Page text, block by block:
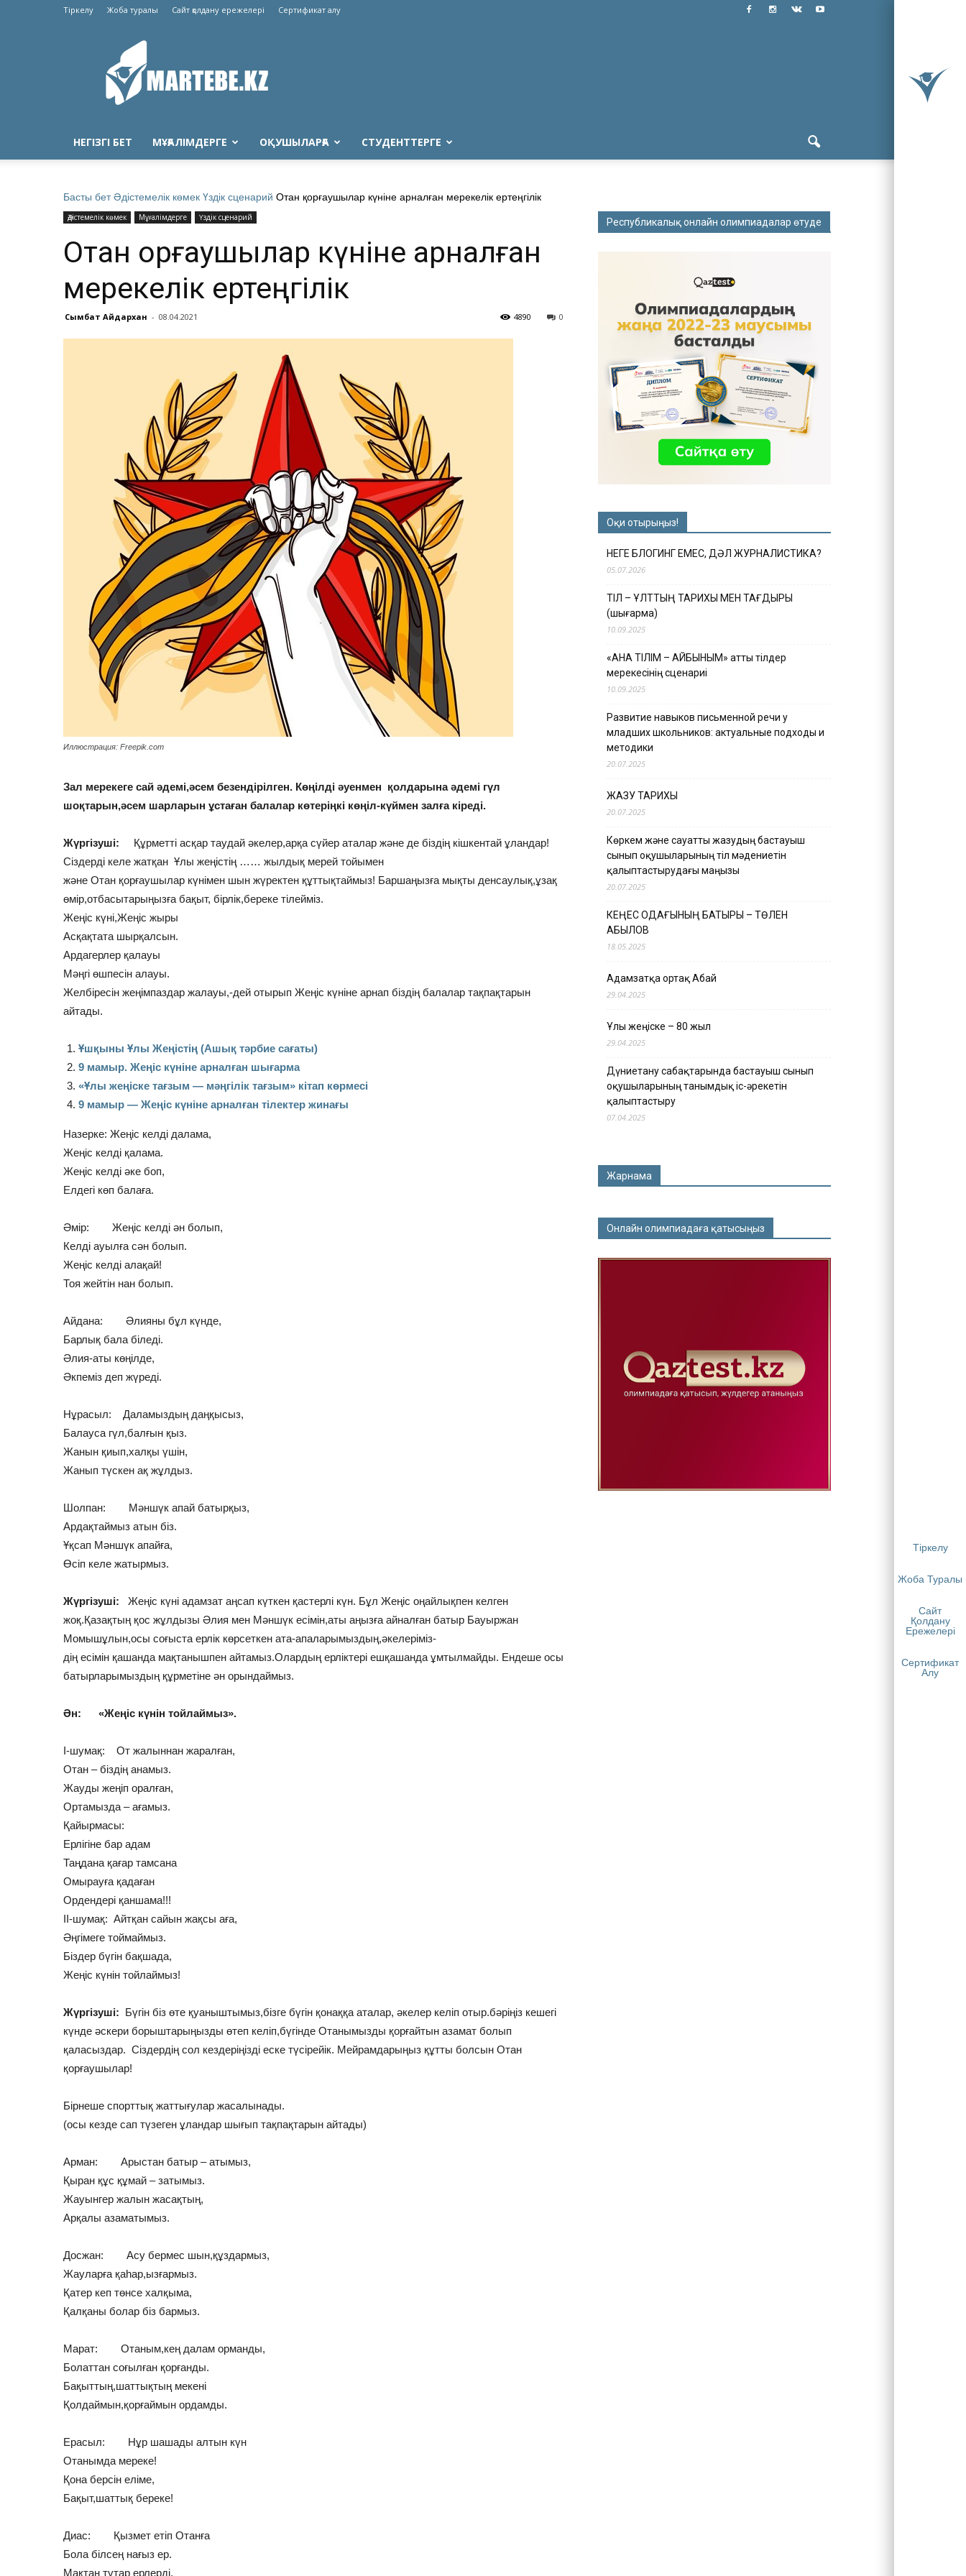
Тіркелу
Жоба Туралы
Сайт
Қолдану
Ережелері
Сертификат
Алу
Тіркелу Жоба туралы Сайт қолдану ережелері Сертификат алу
Martebe.kz
білім
сайты
НЕГІЗГІ БЕТ МҰҒАЛІМДЕРГЕ ОҚУШЫЛАРҒА СТУДЕНТТЕРГЕ
Басты бет Әдістемелік көмек Үздік сценарий Отан қорғаушылар күніне арналған мерекелік ертеңгілік
Әдістемелік көмек Мұғалімдерге Үздік сценарий
Отан қорғаушылар күніне арналған
мерекелік ертеңгілік
Сымбат Айдархан - 08.04.2021 0
4890
Иллюстрация: Freepik.com
Зал мерекеге сай әдемі,әсем безендірілген. Көңілді әуенмен қолдарына әдемі гүл
шоқтарын,әсем шарларын ұстаған балалар көтеріңкі көңіл-күймен залға кіреді.
Жүргізуші:
Құрметті асқар таудай әкелер,арқа сүйер аталар және де біздің кішкентай ұландар!
Сіздерді келе жатқан Ұлы жеңістің …… жылдық мерей тойымен
және Отан қорғаушылар күнімен шын жүректен құттықтаймыз! Баршаңызға мықты денсаулық,ұзақ
өмір,отбасытарыңызға бақыт, бірлік,береке тілейміз.
Жеңіс күні,Жеңіс жыры
Асқақтата шырқалсын.
Ардагерлер қалауы
Мәңгі өшпесін алауы.
Желбіресін жеңімпаздар жалауы,-дей отырып Жеңіс күніне арнап біздің балалар тақпақтарын
айтады.
Ұшқыны Ұлы Жеңістің (Ашық тәрбие сағаты)
9 мамыр. Жеңіс күніне арналған шығарма
«Ұлы жеңіске тағзым — мәңгілік тағзым» кітап көрмесі
9 мамыр — Жеңіс күніне арналған тілектер жинағы
Назерке: Жеңіс келді далама,
Жеңіс келді қалама.
Жеңіс келді әке боп,
Елдегі көп балаға.
Әмір: Жеңіс келді ән болып,
Келді ауылға сән болып.
Жеңіс келді алақай!
Тоя жейтін нан болып.
Айдана: Әлияны бұл күнде,
Барлық бала біледі.
Әлия-аты көңілде,
Әкпеміз деп жүреді.
Нұрасыл: Даламыздың даңқысыз,
Балауса гүл,балғын қыз.
Жанын қиып,халқы үшін,
Жанып түскен ақ жұлдыз.
Шолпан: Мәншүк апай батырқыз,
Ардақтаймыз атын біз.
Ұқсап Мәншүк апайға,
Өсіп келе жатырмыз.
Жүргізуші: Жеңіс күні адамзат аңсап күткен қастерлі күн. Бұл Жеңіс оңайлықпен келген
жоқ.Қазақтың қос жұлдызы Әлия мен Мәншүк есімін,аты аңызға айналған батыр Бауыржан
Момышұлын,осы соғыста ерлік көрсеткен ата-апаларымыздың,әкелеріміз-
дің есімін қашанда мақтанышпен айтамыз.Олардың ерліктері ешқашанда ұмтылмайды. Ендеше осы
батырларымыздың құрметіне ән орындаймыз.
Ән: «Жеңіс күнін тойлаймыз».
І-шумақ: От жалыннан жаралған,
Отан – біздің анамыз.
Жауды жеңіп оралған,
Ортамызда – ағамыз.
Қайырмасы:
Ерлігіне бар адам
Таңдана қағар тамсана
Омырауға қадаған
Ордендері қаншама!!!
ІІ-шумақ: Айтқан сайын жақсы аға,
Әңгімеге тоймаймыз.
Біздер бүгін бақшада,
Жеңіс күнін тойлаймыз!
Жүргізуші: Бүгін біз өте қуаныштымыз,бізге бүгін қонаққа аталар, әкелер келіп отыр.бәріңіз кешегі
күнде әскери борыштарыңызды өтеп келіп,бүгінде Отанымызды қорғайтын азамат болып
қаласыздар. Сіздердің сол кездеріңізді еске түсірейік. Мейрамдарыңыз құтты болсын Отан
қорғаушылар!
Бірнеше спорттық жаттығулар жасалынады.
(осы кезде сап түзеген ұландар шығып тақпақтарын айтады)
Арман: Арыстан батыр – атымыз,
Қыран құс құмай – затымыз.
Жауынгер жалын жасақтың,
Арқалы азаматымыз.
Досжан: Асу бермес шын,құздармыз,
Жауларға қаһар,ызғармыз.
Қатер кеп төнсе халқыма,
Қалқаны болар біз бармыз.
Марат: Отаным,кең далам орманды,
Болаттан соғылған қорғанды.
Бақыттың,шаттықтың мекені
Қолдаймын,қорғаймын ордамды.
Ерасыл: Нұр шашады алтын күн
Отанымда мереке!
Қона берсін еліме,
Бақыт,шаттық береке!
Диас: Қызмет етіп Отанға
Бола білсең нағыз ер.
Мақтан тұтар ерлерді,
Республикалық онлайн олимпиадалар өтуде
Оқи отырыңыз!
НЕГЕ БЛОГИНГ ЕМЕС, ДӘЛ ЖУРНАЛИСТИКА?
05.07.2026
ТІЛ – ҰЛТТЫҢ ТАРИХЫ МЕН ТАҒДЫРЫ
(шығарма)
10.09.2025
«АНА ТІЛІМ – АЙБЫНЫМ» атты тілдер
мерекесінің сценариі
10.09.2025
Развитие навыков письменной речи у
младших школьников: актуальные подходы и
методики
20.07.2025
ЖАЗУ ТАРИХЫ
20.07.2025
Көркем және сауатты жазудың бастауыш
сынып оқушыларының тіл мәдениетін
қалыптастырудағы маңызы
20.07.2025
КЕҢЕС ОДАҒЫНЫҢ БАТЫРЫ – ТӨЛЕН
ҚАБЫЛОВ
18.05.2025
Адамзатқа ортақ Абай
29.04.2025
Ұлы жеңіске – 80 жыл
29.04.2025
Дүниетану сабақтарында бастауыш сынып
оқушыларының танымдық іс-әрекетін
қалыптастыру
07.04.2025
Жарнама
Онлайн олимпиадаға қатысыңыз